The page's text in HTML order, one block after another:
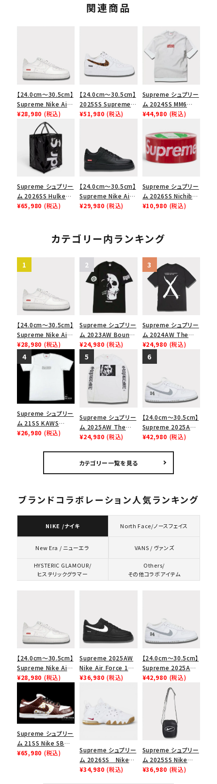
関連商品
【24.0cm～30.5cm】
Supreme Nike Air
Force 1 Low シュプ
リーム ナイキエアフォ
ース１スニーカー シ
ューズ ホワイト
¥28,980 (税込)
【24.0cm～30.5cm】
2025SS Supreme
GOODENOUGH
エアフォース１スニー
カー シューズ ホワイ
ト
¥51,980 (税込)
Supreme シュプリー
ム 2024SS MM6
Maison Margiela
メゾンマルジェラボッ
クスロゴTシャツ ホ
ワイト 白
¥44,980 (税込)
Supreme シュプリー
ム 2026SS Hulken
Rolling Tote
¥65,980 (税込)
【24.0cm～30.5cm】
Supreme Nike Air
Force 1 Low シュプ
ューズ ブラック
¥29,980 (税込)
Supreme シュプリー
ム 2026SS Nichiban
Packing Tape ニ
¥10,980 (税込)
カテゴリー内ランキング
【24.0cm～30.5cm】
Supreme Nike Air
Force 1 Low シュプ
リーム ナイキエアフォ
ース１スニーカー シ
ューズ ホワイト
¥28,980 (税込)
Supreme シュプリー
ム 2023AW Bounty
Hunter Skulls Tee
バウンティハンタース
カルズTシャツ ブラッ
ク 黒
¥24,980 (税込)
Supreme シュプリー
ム 2024AW The
North Face S/S
Top Tee ノースフェ
イスショートスリーブ
ク 黒
¥24,980 (税込)
Supreme シュプリー
ム 21SS KAWS
Chalk Logo Tee カ
ャツ ホワイト
¥26,980 (税込)
Supreme シュプリー
ム 2025AW The
Exorcist Mother
ーブTシャツ ホワイ
ト
¥24,980 (税込)
【24.0cm～30.5cm】
Supreme 2025AW
Nike SB Dunk Low
¥42,980 (税込)
カテゴリー一覧を見る
ブランドコラボレーション人気ランキング
NIKE /ナイキ North Face/ノースフェイス
New Era / ニューエラ VANS / ヴァンズ
HYSTERIC GLAMOUR/
ヒステリックグラマー
Others/
その他コラボアイテム
【24.0cm～30.5cm】
Supreme Nike Air
Force 1 Low シュプ
ース１スニーカー シ
ューズ ホワイト
¥28,980 (税込)
Supreme 2025AW
Nike Air Force 1
Low シュプリーム ナ
ラック
¥36,980 (税込)
【24.0cm～30.5cm】
Supreme 2025AW
Nike SB Dunk Low
ナイキ SB ダンク ロ
ー スニーカー ホワイ
¥42,980 (税込)
Supreme シュプリー
ム 21SS Nike SB
Dunk Low ナイキSB
¥65,980 (税込)
Supreme シュプリー
ム 2026SS Nike
SB Air Max 2 CB 94
¥34,980 (税込)
Supreme シュプリー
ム 2025SS Nike
Leather Shoulder
¥36,980 (税込)